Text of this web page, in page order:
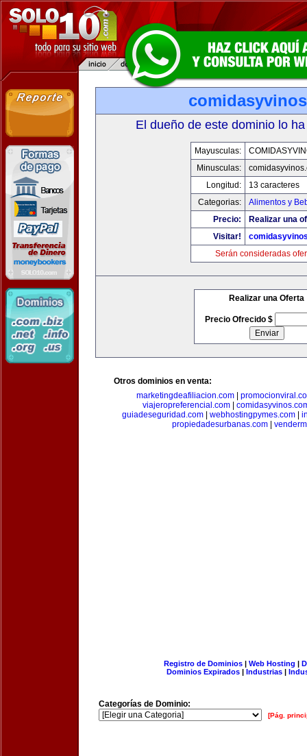
El dueño de este dominio lo
Mayusculas:
Minusculas:
Longitud:
13 caracteres
Categorias:
Alimentos y
Precio:
Realizar una
Visitar!
Serán consideradas
Realizar una Oferta
Precio Ofrecido $
Otros dominios en venta:
marketingdeafiliacion.com|
viajeropreferencial.com
guiadeseguridad.com| webhostingpymes.com|
propiedadesurbanas.com
Registro de Dominios| Web Hosting |
Dominios Expirados | Industrias |
Categorías de Dominio:
[Pág.